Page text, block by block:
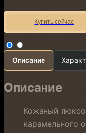
Купить сейчас
Описание
Описание
Кожаный
карамельного